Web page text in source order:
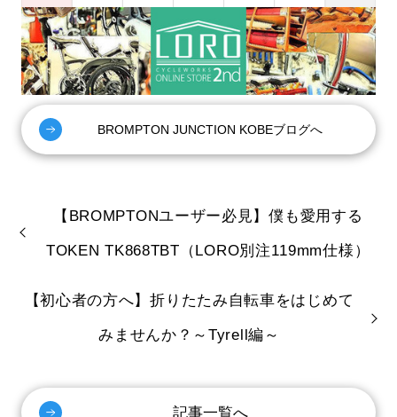
BROMPTON JUNCTION KOBEブログへ
【BROMPTONユーザー必見】僕も愛用する
TOKEN TK868TBT（LORO別注119mm仕様）
【初心者の方へ】折りたたみ自転車をはじめて
みませんか？～Tyrell編～
記事一覧へ